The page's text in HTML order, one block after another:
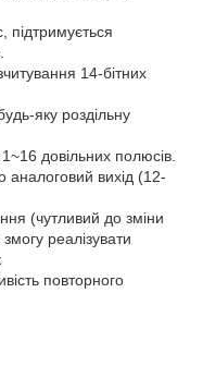
підтримується
14-бітних
яку роздільну
довільних полюсів.
аналоговий вихід (12-
(чутливий до зміни
реалізувати
повторного